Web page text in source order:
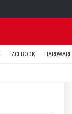
FACEBOOK HARDWARE